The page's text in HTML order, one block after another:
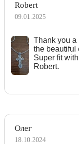
Robert
09.01.2025
Тhank you a
the beautiful
Super fit
Robert.
Олег
18.10.2024